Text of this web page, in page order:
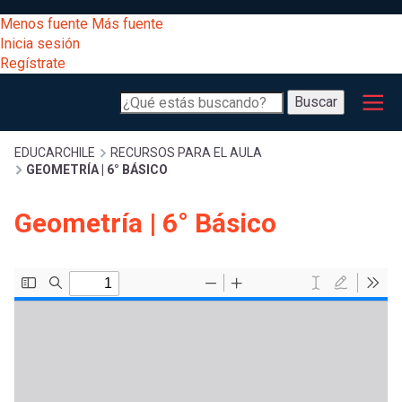
al
contenido
principal
[Educarchile
Escritorio]
Menú
a
Menos fuente Más fuente
Inicia sesión
Regístrate
Buscar
Buscar
Menú
principal
Desarrollo
Expand
Gestión
Expand
Comunidad
Exploración
Sobrescribir
enlaces
de
EDUCARCHILE
RECURSOS PARA EL AULA
GEOMETRÍA | 6° BÁSICO
Geometría | 6° Básico
Inicia sesión.